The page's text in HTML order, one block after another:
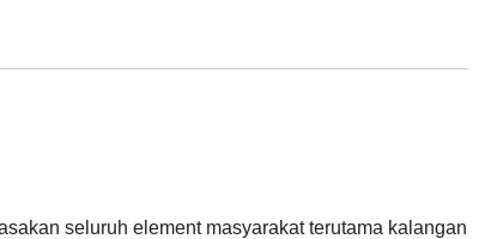
seluruh element masyarakat terutama kalangan